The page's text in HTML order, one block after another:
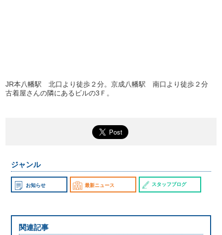
JR本八幡駅 北口より徒歩２分。京成八幡駅 南口より徒歩２分
古着屋さんの隣にあるビルの3Ｆ。
ジャンル
お知らせ 最新ニュース スタッフブログ
関連記事